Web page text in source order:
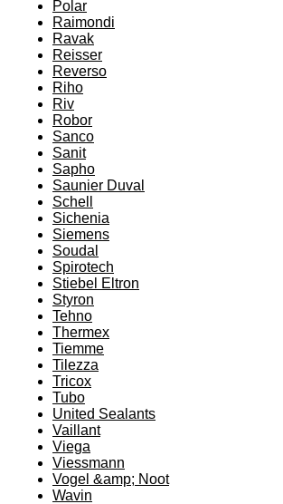
Polar
Raimondi
Ravak
Reisser
Reverso
Riho
Riv
Robor
Sanco
Sanit
Sapho
Saunier Duval
Schell
Sichenia
Siemens
Soudal
Spirotech
Stiebel Eltron
Styron
Tehno
Thermex
Tiemme
Tilezza
Tricox
Tubo
United Sealants
Vaillant
Viega
Viessmann
Vogel &amp; Noot
Wavin